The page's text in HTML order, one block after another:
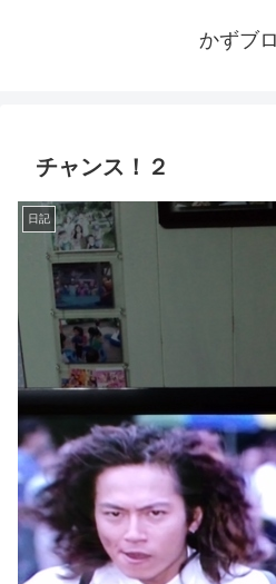
かずブ
チャンス！２
日記